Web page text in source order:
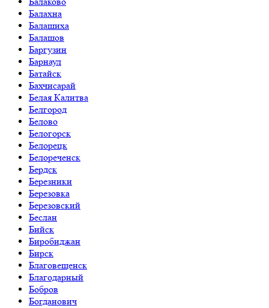
Балахна
Балашиха
Балашов
Баргузин
Барнаул
Батайск
Бахчисарай
Белая Калитва
Белгород
Белово
Белогорск
Белорецк
Белореченск
Бердск
Березники
Березовка
Березовский
Беслан
Бийск
Биробиджан
Бирск
Благовещенск
Благодарный
Бобров
Богданович